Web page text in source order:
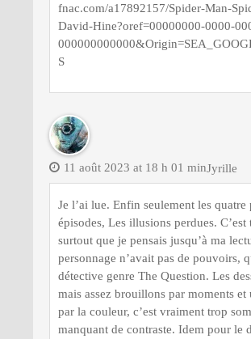
fnac.com/a17892157/Spider-Man-
David-Hine?oref=00000000-0000-
S
Jyrille
11 août 2023 at 18 h 01 min
Je l’ai lue. Enfin seulement les quatre
épisodes, Les illusions perdues. C’est
surtout que je pensais jusqu’à ma
personnage n’avait pas de pouvoirs,
détective genre The Question. Les
mais assez brouillons par moments et
par la couleur, c’est vraiment trop
manquant de contraste. Idem pour le